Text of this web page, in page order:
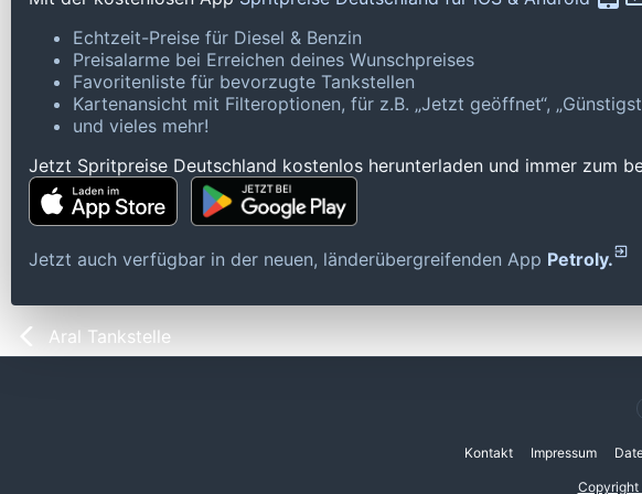
Echtzeit-Preise für Diesel & Benzin
Preisalarme bei Erreichen deines Wunschpreises
Favoritenliste für bevorzugte Tankstellen
Kartenansicht mit Filteroptionen, für z.B. „Jetzt geöffnet“,
und vieles mehr!
Jetzt Spritpreise Deutschland kostenlos herunterladen und immer zum
Jetzt auch verfügbar in der neuen, länderübergreifenden App Petroly.
Aral Tankstelle
Kontakt Impressum